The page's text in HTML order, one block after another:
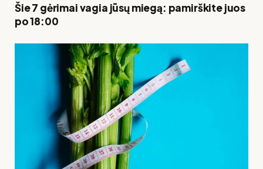
Šie 7 gėrimai vagia jūsų miegą: pamirškite juos
po 18:00